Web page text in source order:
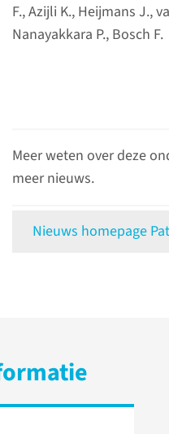
F., Azijli K., Heijmans J.,
Nanayakkara P., Bosch F.
Meer weten over deze
meer nieuws.
Nieuws homepage